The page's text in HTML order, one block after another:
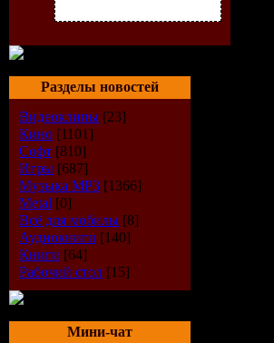
Разделы новостей
Видеоклипы [23]
Кино [1101]
Софт [810]
Игры [687]
Музыка МР3 [1366]
Metal [0]
Всё для мобилы [8]
Аудиокниги [140]
Книги [64]
Рабочий стол [15]
Мини-чат